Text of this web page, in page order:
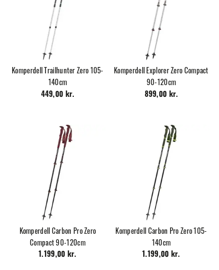
Komperdell Trailhunter Zero 105-
140cm
449,00 kr.
Komperdell Explorer Zero Compact
90-120cm
899,00 kr.
Komperdell Carbon Pro Zero
Compact 90-120cm
1.199,00 kr.
Komperdell Carbon Pro Zero 105-
140cm
1.199,00 kr.